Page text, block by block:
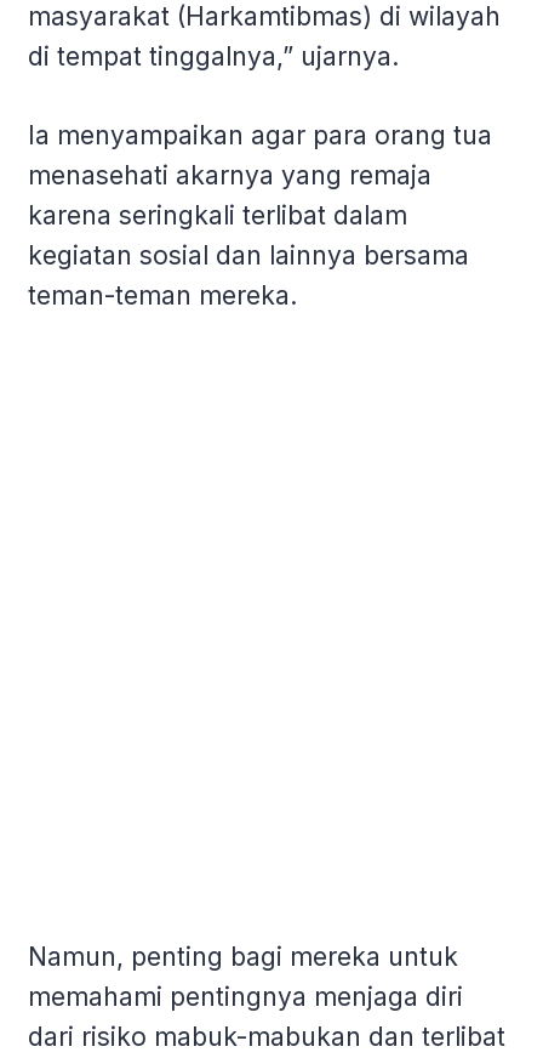
masyarakat (Harkamtibmas) di wilayah
di tempat tinggalnya,” ujarnya.
Ia menyampaikan agar para orang tua
menasehati akarnya yang remaja
karena seringkali terlibat dalam
kegiatan sosial dan lainnya bersama
teman-teman mereka.
Namun, penting bagi mereka untuk
memahami pentingnya menjaga diri
dari risiko mabuk-mabukan dan terlibat